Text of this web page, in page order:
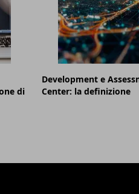
di
Development e
Center: la definizione